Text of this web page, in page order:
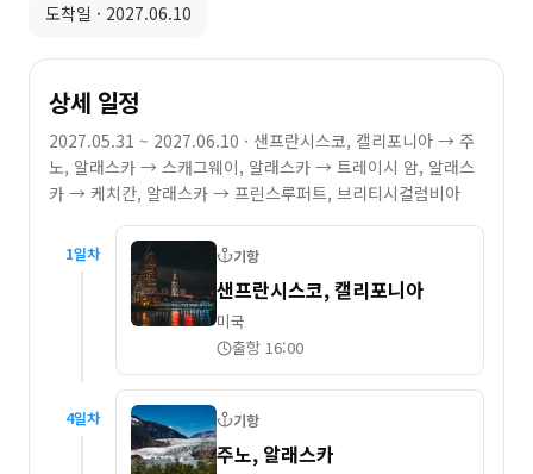
도착일 · 2027.06.10
상세 일정
2027.05.31 ~ 2027.06.10 · 샌프란시스코, 캘리포니아 → 주
노, 알래스카 → 스캐그웨이, 알래스카 → 트레이시 암, 알래스
카 → 케치칸, 알래스카 → 프린스루퍼트, 브리티시컬럼비아
1일차 기항
샌프란시스코, 캘리포니아
미국
출항 16:00
4일차 기항
주노, 알래스카